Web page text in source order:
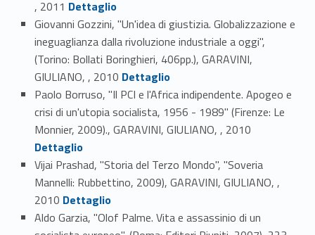
, 2011 Dettaglio
Giovanni Gozzini, "Un'idea di giustizia. Globalizzazione e
ineguaglianza dalla rivoluzione industriale a oggi",
(Torino: Bollati Boringhieri, 406pp.), GARAVINI,
GIULIANO, , 2010 Link identifier #identifier_person_172954-15
Dettaglio
Paolo Borruso, "Il PCI e l'Africa indipendente. Apogeo e
crisi di un'utopia socialista, 1956 - 1989" (Firenze: Le
Monnier, 2009)., GARAVINI, GIULIANO, , 2010
Dettaglio
Vijai Prashad, "Storia del Terzo Mondo", "Soveria
Mannelli: Rubbettino, 2009), GARAVINI, GIULIANO, ,
2010 Link identifier #identifier_person_29375-17
Dettaglio
Aldo Garzia, "Olof Palme. Vita e assassinio di un